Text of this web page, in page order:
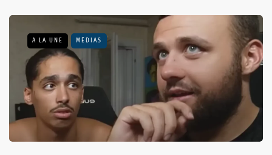
A LA UNE MÉDIAS